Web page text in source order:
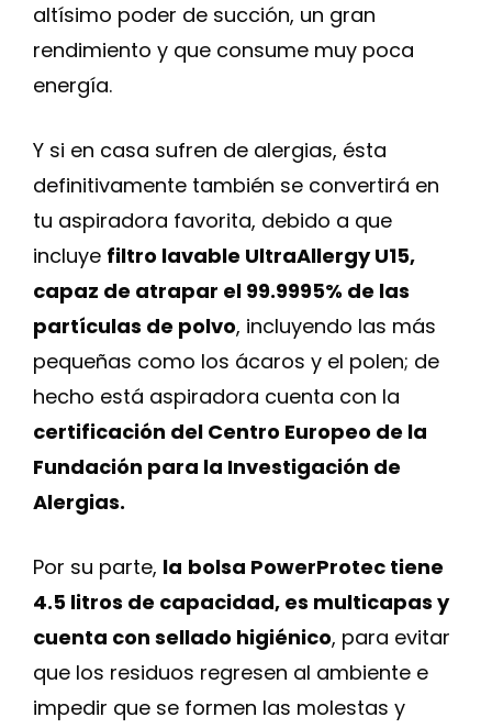
altísimo poder de succión, un gran
rendimiento y que consume muy poca
energía.
Y si en casa sufren de alergias, ésta
definitivamente también se convertirá en
tu aspiradora favorita, debido a que
incluye filtro lavable UltraAllergy U15,
capaz de atrapar el 99.9995% de las
partículas de polvo, incluyendo las más
pequeñas como los ácaros y el polen; de
hecho está aspiradora cuenta con la
certificación del Centro Europeo de la
Fundación para la Investigación de
Alergias.
Por su parte, la bolsa PowerProtec tiene
4.5 litros de capacidad, es multicapas y
cuenta con sellado higiénico, para evitar
que los residuos regresen al ambiente e
impedir que se formen las molestas y